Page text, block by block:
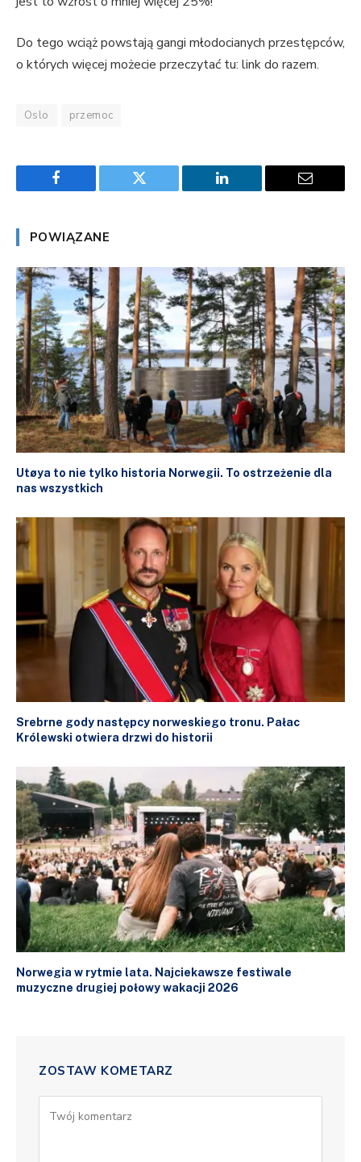
Do tego wciąż powstają gangi młodocianych przestępców,
o których więcej możecie przeczytać tu: link do razem.
Oslo przemoc
Facebook Twitter LinkedIn Email
POWIĄZANE
Utøya to nie tylko historia Norwegii. To ostrzeżenie dla
nas wszystkich
Srebrne gody następcy norweskiego tronu. Pałac
Królewski otwiera drzwi do historii
Norwegia w rytmie lata. Najciekawsze festiwale
muzyczne drugiej połowy wakacji 2026
ZOSTAW KOMETARZ